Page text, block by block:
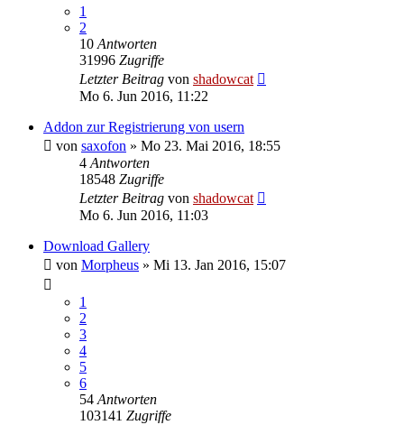
1
2
10 Antworten
31996 Zugriffe
Letzter Beitrag von shadowcat
Mo 6. Jun 2016, 11:22
Addon zur Registrierung von usern
von saxofon » Mo 23. Mai 2016, 18:55
4 Antworten
18548 Zugriffe
Letzter Beitrag von shadowcat
Mo 6. Jun 2016, 11:03
Download Gallery
von Morpheus » Mi 13. Jan 2016, 15:07
1
2
3
4
5
6
54 Antworten
103141 Zugriffe